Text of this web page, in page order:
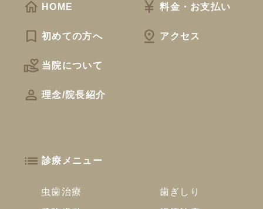
HOME
初めての方へ
当院について
理念/院長紹介
料金・お支払い
アクセス
診療メニュー
虫歯治療
歯ぎしり